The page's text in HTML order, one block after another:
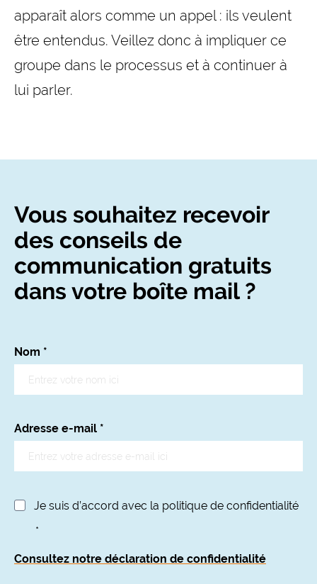
apparaît alors comme un appel : ils veulent
être entendus. Veillez donc à impliquer ce
groupe dans le processus et à continuer à
lui parler.
Vous souhaitez recevoir
des conseils de
communication gratuits
dans votre boîte mail ?
Nom *
Adresse e-mail *
Je suis d’accord avec la politique de confidentialité
*
Consultez notre déclaration de confidentialité